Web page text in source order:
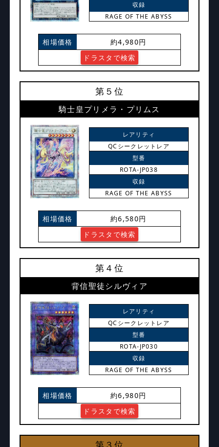
収録
RAGE OF THE ABYSS
相場価格
約4,980円
ドラスタで検索
第５位
騎士皇プリメラ・プリムス
レアリティ
QCシークレットレア
型番
ROTA-JP038
収録
RAGE OF THE ABYSS
相場価格
約6,580円
ドラスタで検索
第４位
背信聖徒シルヴィア
レアリティ
QCシークレットレア
型番
ROTA-JP030
収録
RAGE OF THE ABYSS
相場価格
約6,980円
ドラスタで検索
第３位